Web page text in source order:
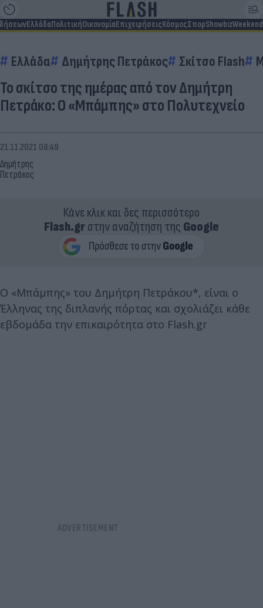
ΕλλάδαΠολιτικήΟικονομίαΕπιχειρήσειςΚόσμοςΣπορShowbizWeekend
Ελλάδα Δημήτρης Πετράκος Σκίτσο Flash
Το σκίτσο της ημέρας από τον Δημήτρη
Πετράκο: Ο «Μπάμπης» στο Πολυτεχνείο
Δημήτρης
Πετράκος
21.11.2021 08:49
Κάνε κλικ και δες περισσότερο
Flash.grστην αναζήτηση της Google
Ο «Μπάμπης» του Δημήτρη Πετράκου*, είναι ο
Έλληνας της διπλανής πόρτας και σχολιάζει κάθε
εβδομάδα την επικαιρότητα στο Flash.gr